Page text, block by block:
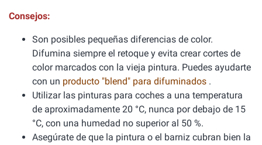
Consejos:
Son posibles pequeñas diferencias de color.
Difumina siempre el retoque y evita crear cortes de
color marcados con la vieja pintura. Puedes ayudarte
con un producto "blend" para difuminados .
Utilizar las pinturas para coches a una temperatura
de aproximadamente 20 °C, nunca por debajo de 15
°C, con una humedad no superior al 50 %.
Asegúrate de que la pintura o el barniz cubran bien la